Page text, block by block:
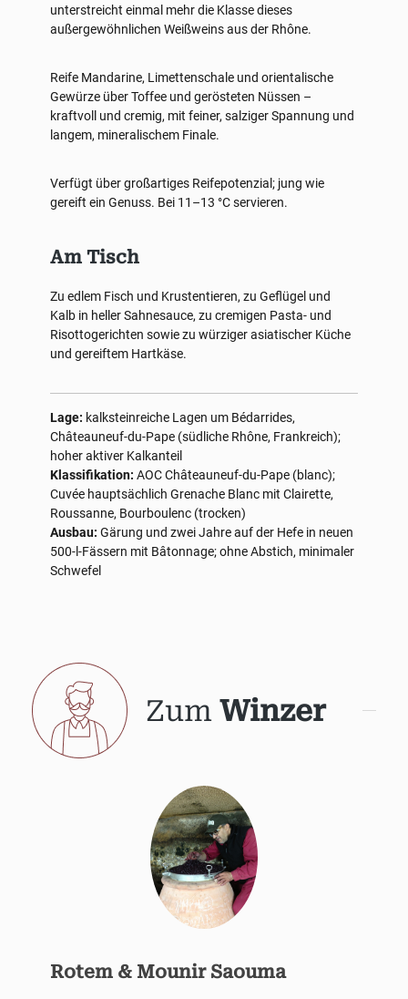
unterstreicht einmal mehr die Klasse dieses
außergewöhnlichen Weißweins aus der Rhône.
Reife Mandarine, Limettenschale und orientalische
Gewürze über Toffee und gerösteten Nüssen –
kraftvoll und cremig, mit feiner, salziger Spannung und
langem, mineralischem Finale.
Verfügt über großartiges Reifepotenzial; jung wie
gereift ein Genuss. Bei 11–13 °C servieren.
Am Tisch
Zu edlem Fisch und Krustentieren, zu Geflügel und
Kalb in heller Sahnesauce, zu cremigen Pasta- und
Risottogerichten sowie zu würziger asiatischer Küche
und gereiftem Hartkäse.
Lage: kalksteinreiche Lagen um Bédarrides,
Châteauneuf-du-Pape (südliche Rhône, Frankreich);
hoher aktiver Kalkanteil
Klassifikation: AOC Châteauneuf-du-Pape (blanc);
Cuvée hauptsächlich Grenache Blanc mit Clairette,
Roussanne, Bourboulenc (trocken)
Ausbau: Gärung und zwei Jahre auf der Hefe in neuen
500-l-Fässern mit Bâtonnage; ohne Abstich, minimaler
Schwefel
Zum Winzer
Rotem & Mounir Saouma